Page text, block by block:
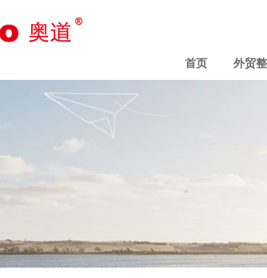
推广_外贸网站
贸营销咨询顾
首页 外贸